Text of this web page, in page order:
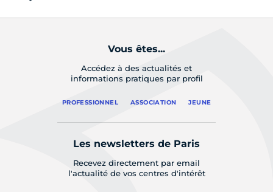
Vous êtes...
Accédez à des actualités et
informations pratiques par profil
PROFESSIONNEL ASSOCIATION JEUNE
Les newsletters de Paris
Recevez directement par email
l'actualité de vos centres d'intérêt